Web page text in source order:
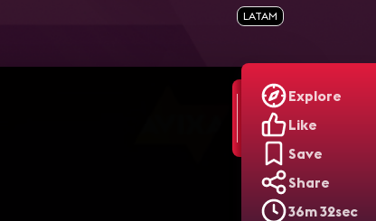
Explore
Like
Save
Share
36m 32sec
LATAM